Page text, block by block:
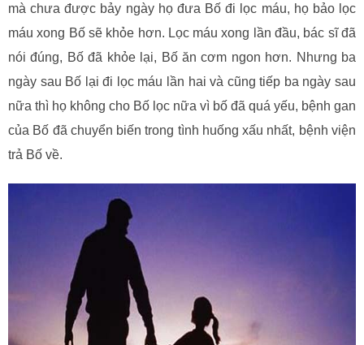
mà chưa được bảy ngày họ đưa Bố đi lọc máu, họ bảo lọc
máu xong Bố sẽ khỏe hơn. Lọc máu xong lần đầu, bác sĩ đã
nói đúng, Bố đã khỏe lại, Bố ăn cơm ngon hơn. Nhưng ba
ngày sau Bố lại đi lọc máu lần hai và cũng tiếp ba ngày sau
nữa thì họ không cho Bố lọc nữa vì bố đã quá yếu, bệnh gan
của Bố đã chuyển biến trong tình huống xấu nhất, bệnh viện
trả Bố về.